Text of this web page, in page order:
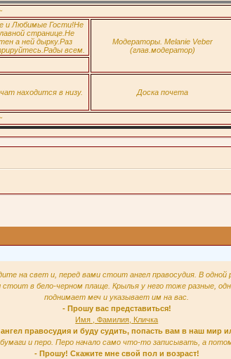
и Любимые Гости!Не
странице.Не
а ней дырку.Раз
всем.
Модераторы. Melanie Veber
(глав.модератор)
находится в низу. Доска почета
на свет и, перед вами стоит ангел правосудия. В одной
стоит в бело-черном плаще. Крылья у него тоже разные,
поднимает меч и указывает им на вас.
- Прошу вас представиться!
Имя , Фамилия, Кличка
правосудия и буду судить, попасть вам в наш мир
и перо. Перо начало само что-то записывать, а
- Прошу! Скажите мне свой пол и возраст!